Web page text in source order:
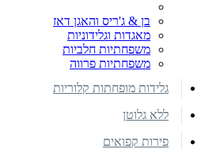
בן & ג'ריס והאגן דאז
מאגדות וגלידוניות
משפחתיות חלביות
משפחתיות פרווה
גלידות מופחתות קלוריות
ללא גלוטן
פירות קפואים